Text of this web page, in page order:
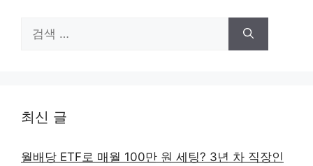
색:
최신 글
월배당 ETF로 매월 100만 원 세팅? 3년 차 직장인